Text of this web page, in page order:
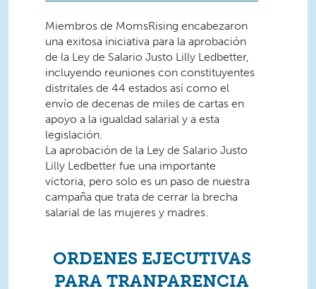
Miembros de MomsRising encabezaron
una exitosa iniciativa para la aprobación
de la Ley de Salario Justo Lilly Ledbetter,
incluyendo reuniones con constituyentes
distritales de 44 estados así como el
envío de decenas de miles de cartas en
apoyo a la igualdad salarial y a esta
legislación.
La aprobación de la Ley de Salario Justo
Lilly Ledbetter fue una importante
victoria, pero solo es un paso de nuestra
campaña que trata de cerrar la brecha
salarial de las mujeres y madres.
ORDENES EJECUTIVAS
PARA TRANPARENCIA